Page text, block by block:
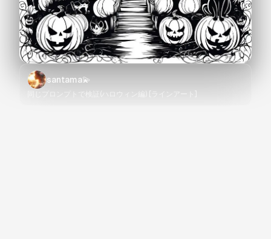
santama💫
同じプロンプトで検証(ハロウィン編) [ラインアート]